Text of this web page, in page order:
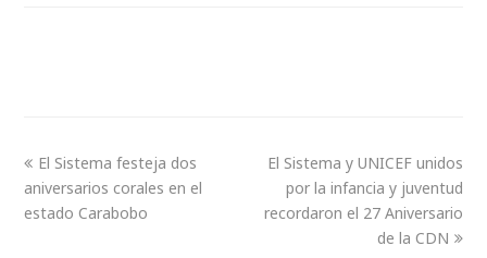
El Sistema festeja dos
aniversarios corales en el
estado Carabobo
El Sistema y UNICEF unidos
por la infancia y juventud
recordaron el 27 Aniversario
de la CDN